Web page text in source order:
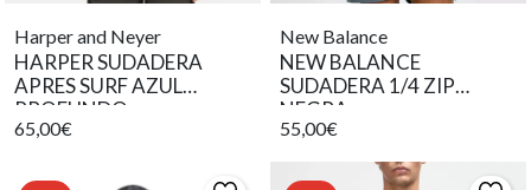
Harper and Neyer
HARPER SUDADERA
APRES SURF AZUL
PROFUNDO
65,00€
New Balance
NEW BALANCE
SUDADERA 1/4 ZIP
NEGRA
55,00€